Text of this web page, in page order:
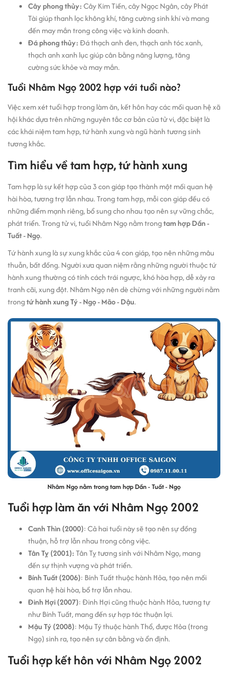
Cây phong thủy:Cây Kim Tiền, cây Ngọc Ngân, cây Phát
Tài giúp thanh lọc không khí, tăng cường sinh khí và mang
đến may mắn trong công việc và kinh doanh.
Đá phong thủy:Đá thạch anh đen, thạch anh tóc xanh,
thạch anh xanh lục giúp cân bằng năng lượng, tăng
cường sức khỏe và may mắn.
Tuổi Nhâm Ngọ 2002 hợp với tuổi nào?
Việc xem xét tuổi hợp trong làm ăn, kết hôn hay các mối quan hệ xã
hội khác dựa trên những nguyên tắc cơ bản của tử vi, đặc biệt là
các khái niệm tam hợp, tứ hành xung và ngũ hành tương sinh
tương khắc.
Tìm hiểu về tam hợp, tứ hành xung
Tam hợp là sự kết hợp của 3 con giáp tạo thành một mối quan hệ
hài hòa, tương trợ lẫn nhau. Trong tam hợp, mỗi con giáp đều có
những điểm mạnh riêng, bổ sung cho nhau tạo nên sự vững chắc,
phát triển. Trong tử vi, tuổi Nhâm Ngọ nằm trongtam hợp Dần -
Tuất - Ngọ.
Tứ hành xung là sự xung khắc của 4 con giáp, tạo nên những mâu
thuẫn, bất đồng. Người xưa quan niệm rằng những người thuộc tứ
hành xung thường có tính cách trái ngược, khó hòa hợp, dễ xảy ra
tranh cãi, xung đột. Nhâm Ngọ nên dè chừng với những người nằm
trongtứ hành xung Tý - Ngọ - Mão - Dậu.
Nhâm Ngọ nằm trong tam hợp Dần - Tuất - Ngọ
Tuổi hợp làm ăn với Nhâm Ngọ 2002
Canh Thìn (2000): Cả hai tuổi này sẽ tạo nên sự đồng
thuận, hỗ trợ lẫn nhau trong công việc.
Tân Tỵ (2001):Tân Tỵ tương sinh với Nhâm Ngọ, mang
đến sự thịnh vượng và phát triển.
Bính Tuất (2006): Bính Tuất thuộc hành Hỏa, tạo nên mối
quan hệ hài hòa, bổ trợ lẫn nhau.
Đinh Hợi (2007): Đinh Hợi cũng thuộc hành Hỏa, tương tự
như Bính Tuất, mang đến sự hợp tác thuận lợi.
Mậu Tý (2008): Mậu Tý thuộc hành Thổ, được Hỏa (trong
Ngọ) sinh ra, tạo nên sự cân bằng và ổn định.
Tuổi hợp kết hôn với Nhâm Ngọ 2002